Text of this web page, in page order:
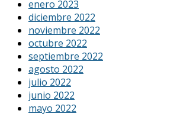
enero 2023
diciembre 2022
noviembre 2022
octubre 2022
septiembre 2022
agosto 2022
julio 2022
junio 2022
mayo 2022